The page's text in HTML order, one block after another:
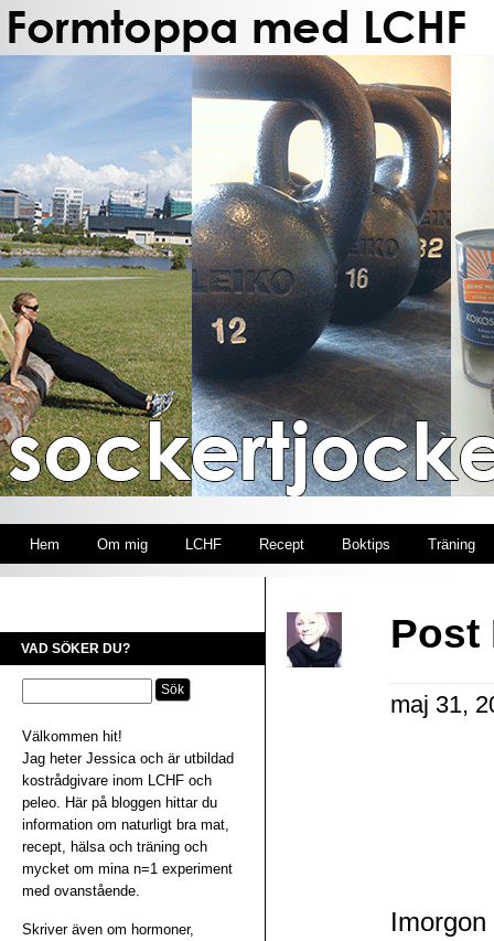
Hem Om mig LCHF Recept Boktips Träning
VAD SÖKER DU?
Välkommen hit!
Jag heter Jessica och är utbildad
kostrådgivare inom LCHF och
peleo. Här på bloggen hittar du
information om naturligt bra mat,
recept, hälsa och träning och
mycket om mina n=1 experiment
med ovanstående.
Skriver även om hormoner,
Post
maj 31,